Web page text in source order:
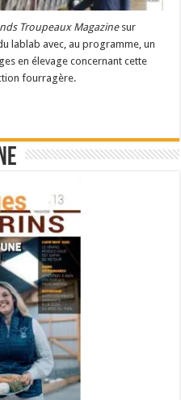
Troupeaux Magazinesur
lablab avec, au programme, un
en élevage concernant cette
fourragère.